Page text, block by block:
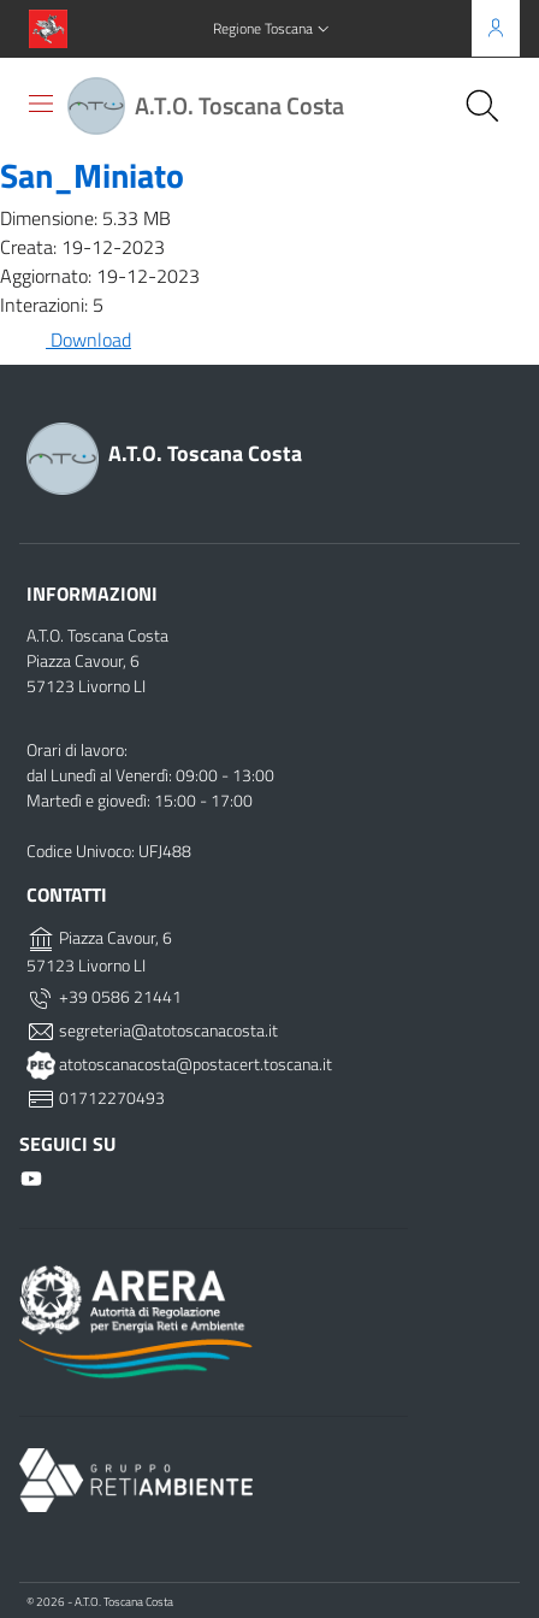
Regione Toscana
A.T.O. Toscana Costa
San_Miniato
Dimensione: 5.33 MB
Creata: 19-12-2023
Aggiornato: 19-12-2023
Interazioni: 5
Download
A.T.O. Toscana Costa
INFORMAZIONI
A.T.O. Toscana Costa
Piazza Cavour, 6
57123 Livorno LI
Orari di lavoro:
dal Lunedì al Venerdì: 09:00 - 13:00
Martedì e giovedì: 15:00 - 17:00
Codice Univoco: UFJ488
CONTATTI
Piazza Cavour, 6
57123 Livorno LI
+39 0586 21441
segreteria@atotoscanacosta.it
atotoscanacosta@postacert.toscana.it
01712270493
SEGUICI SU
© 2026 - A.T.O. Toscana Costa